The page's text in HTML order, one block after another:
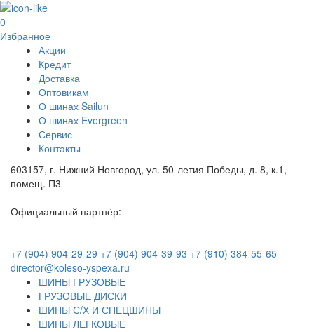
0
Избранное
Акции
Кредит
Доставка
Оптовикам
О шинах Sailun
О шинах Evergreen
Сервис
Контакты
603157, г. Нижний Новгород, ул. 50-летия Победы, д. 8, к.1,
помещ. П3
Официальный партнёр:
+7 (904) 904-29-29 +7 (904) 904-39-93 +7 (910) 384-55-65
director@koleso-yspexa.ru
ШИНЫ ГРУЗОВЫЕ
ГРУЗОВЫЕ ДИСКИ
ШИНЫ С/Х И СПЕЦШИНЫ
ШИНЫ ЛЕГКОВЫЕ